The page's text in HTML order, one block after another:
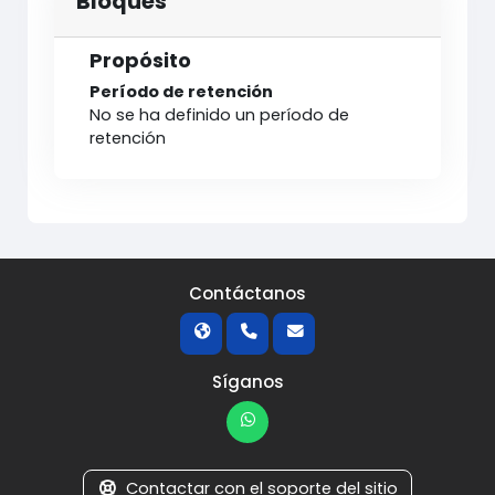
Propósito
Período de retención
No se ha definido un período de
retención
Contáctanos
Síganos
Contactar con el soporte del sitio